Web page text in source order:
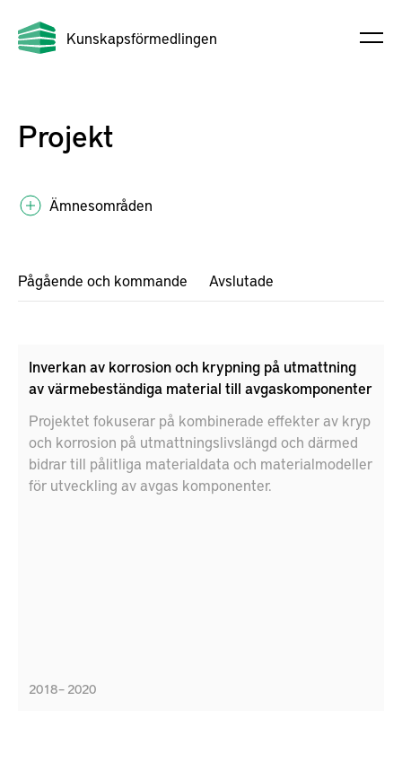
Kunskapsförmedlingen
Projekt
Ämnesområden
Pågående och kommande Avslutade
Inverkan av korrosion och krypning på utmattning
av värmebeständiga material till avgaskomponenter
Projektet fokuserar på kombinerade effekter av kryp
och korrosion på utmattningslivslängd och därmed
bidrar till pålitliga materialdata och materialmodeller
för utveckling av avgas komponenter.
2018 – 2020